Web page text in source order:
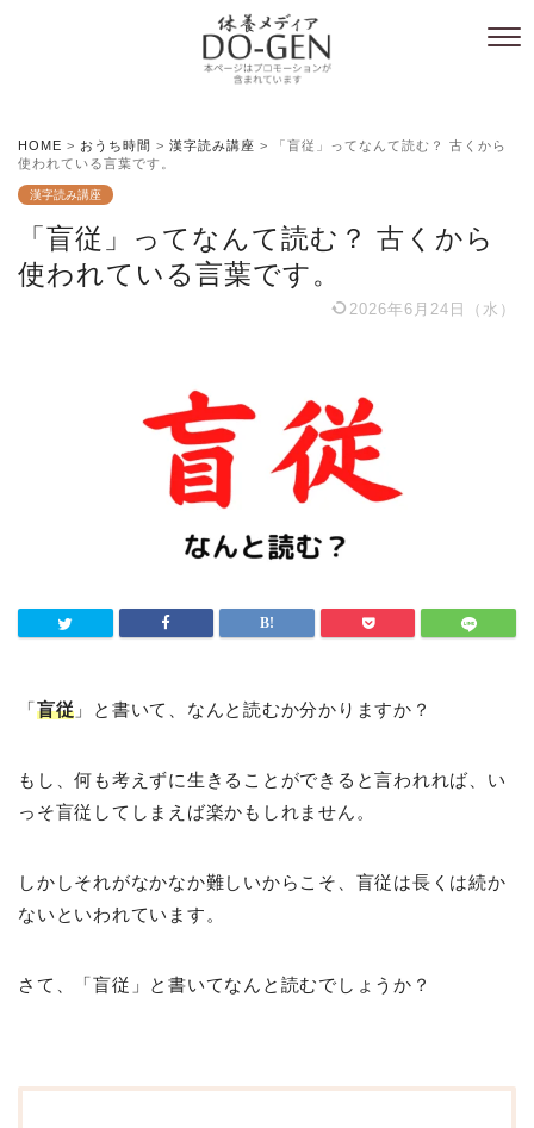
HOME > おうち時間 > 漢字読み講座 >
「盲従」ってなんて読む？ 古くから
使われている言葉です。
漢字読み講座
「盲従」ってなんて読む？ 古くから
使われている言葉です。
2026年6月24日（水）
「盲従 」と書いて、なんと読むか分かりますか？
もし、何も考えずに生きることができると言われれば、い
っそ盲従してしまえば楽かもしれません。
しかしそれがなかなか難しいからこそ、盲従は長くは続か
ないといわれています。
さて、「盲従」と書いてなんと読むでしょうか？